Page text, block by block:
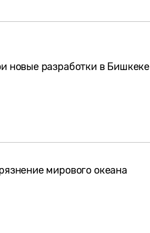
новые разработки в Бишкеке
мирового океана